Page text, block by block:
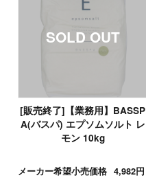
[販売終了]【業務用】BASSP
A(バスパ) エプソムソルト レ
モン 10kg
メーカー希望小売価格 4,982円